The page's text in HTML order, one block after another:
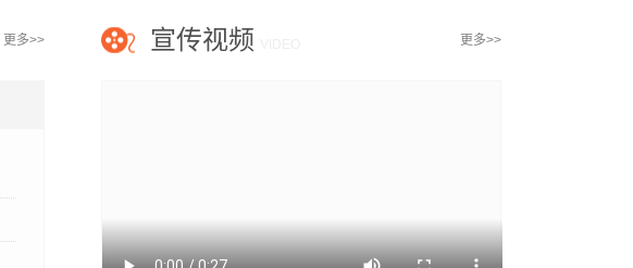
更多>> 宣传视频 更多>>